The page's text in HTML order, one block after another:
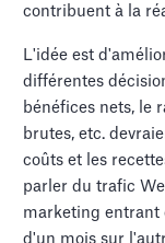
contribuent à la
L'idée est
différentes
bénéfices nets, le
brutes, etc.
coûts et les
parler du trafic
marketing entrant
d'un mois sur